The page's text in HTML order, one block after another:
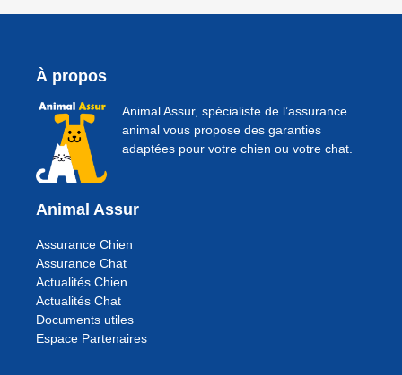
À propos
Animal Assur, spécialiste de l’assurance
animal vous propose des garanties
adaptées pour votre chien ou votre chat.
Animal Assur
Assurance Chien
Assurance Chat
Actualités Chien
Actualités Chat
Documents utiles
Espace Partenaires